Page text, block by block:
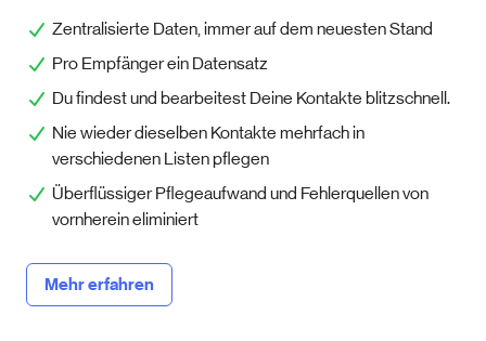
Zentralisierte Daten, immer auf dem neuesten Stand
Pro Empfänger ein Datensatz
Du findest und bearbeitest Deine Kontakte blitzschnell.
Nie wieder dieselben Kontakte mehrfach in
verschiedenen Listen pflegen
Überflüssiger Pflegeaufwand und Fehlerquellen von
vornherein eliminiert
Mehr erfahren